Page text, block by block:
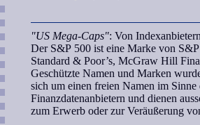
"US Mega-Caps": Von
Der S&P 500 ist eine Marke von
Standard & Poor’s, McGraw Hill
Geschützte Namen und Marken
sich um einen freien Namen im
Finanzdatenanbietern und dienen
zum Erwerb oder zur Veräußerung